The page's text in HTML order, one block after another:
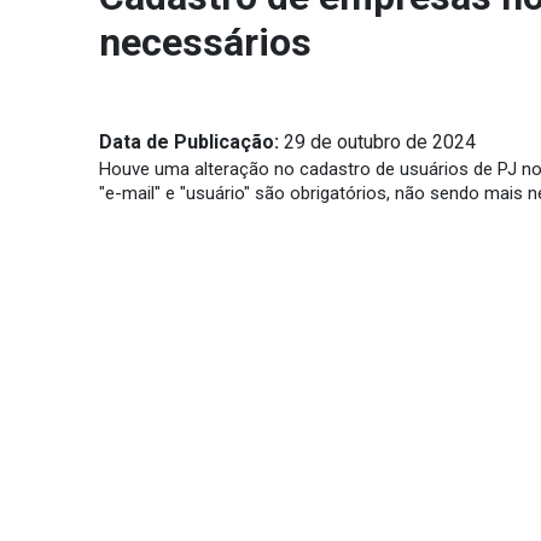
necessários
Data de Publicação: 29 de outubro de 2024
Houve uma alteração no cadastro de usuários de PJ
"e-mail" e "usuário" são obrigatórios, não sendo mais